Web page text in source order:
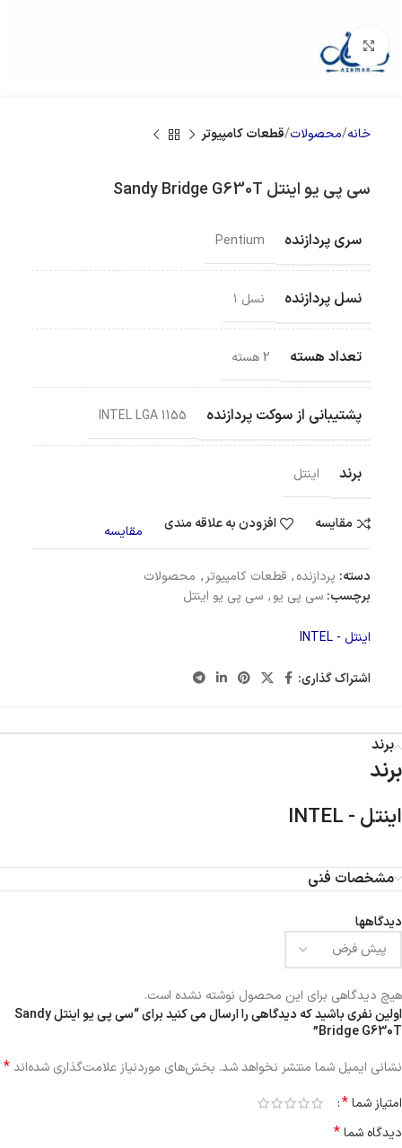
بزرگنمایی تصویر
خانه محصولات قطعات کامپیوتر
سی پی یو اینتل Sandy Bridge G630T
سری پردازنده Pentium
نسل پردازنده نسل ۱
تعداد هسته 2 هسته
پشتیبانی از سوکت پردازنده INTEL LGA 1155
برند اینتل
مقایسه افزودن به علاقه مندی مقایسه
دسته: پردازنده, قطعات کامپیوتر , محصولات
برچسب: سی پی یو, سی پی یو اینتل
اینتل - INTEL
اشتراک گذاری:
برند
برند
اینتل - INTEL
مشخصات فنی
دیدگاهها
هیچ دیدگاهی برای این محصول نوشته نشده است.
اولین نفری باشید که دیدگاهی را ارسال می کنید برای “سی پی یو اینتل Sandy
Bridge G630T”
نشانی ایمیل شما منتشر نخواهد شد. بخش‌های موردنیاز علامت‌گذاری شده‌اند*
امتیاز شما*
دیدگاه شما*